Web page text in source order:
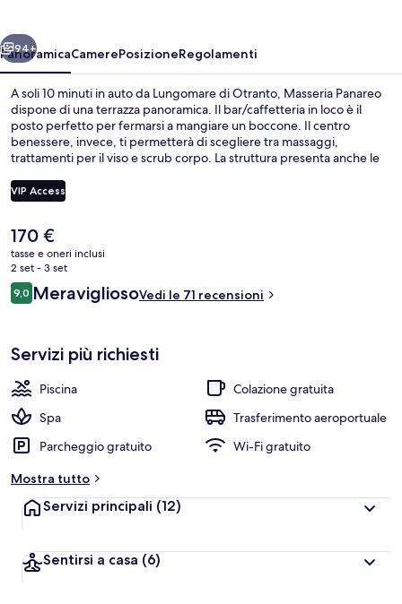
Avanti
94+
PanoramicaCamerePosizioneRegolamenti
A soli 10 minuti in auto da Lungomare di Otranto, Masseria Panareo
dispone di una terrazza panoramica. Il bar/caffetteria in loco è il
posto perfetto per fermarsi a mangiare un boccone. Il centro
benessere, invece, ti permetterà di scegliere tra massaggi,
trattamenti per il viso e scrub corpo. La struttura presenta anche le
campo da tennis all'aperto.
VIP Access
Il
prezzo
attuale
è
170 €
170 €
tasse e oneri inclusi
2 set - 3 set
Recensioni
9,09,0 su 10
MeravigliosoVedi le 71 recensioni
Servizi più richiesti
Piscina
Colazione gratuita
Spa
Trasferimento aeroportuale
Parcheggio gratuito
Wi-Fi gratuito
Mostra tutto
Servizi principali (12)
Sentirsi a casa (6)